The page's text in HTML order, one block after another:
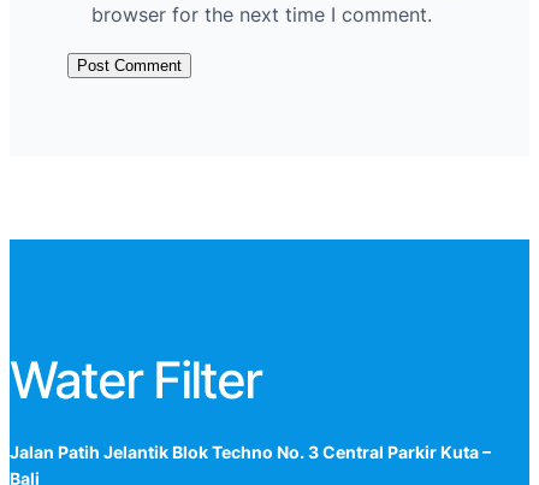
browser for the next time I comment.
Water Filter
Jalan Patih Jelantik Blok Techno No. 3 Central Parkir Kuta –
Bali